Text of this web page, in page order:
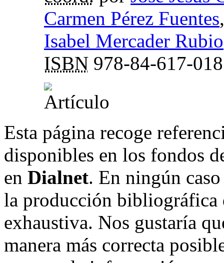
Carmen Pérez Fuentes
Isabel Mercader Rubio
ISBN 978-84-617-
Esta página recoge
disponibles en los fondos
en Dialnet. En ningún
la producción bibliográfica
exhaustiva. Nos gustaría
manera más correcta